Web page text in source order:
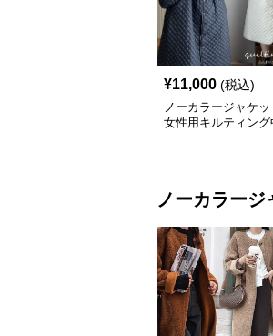
¥11,000 (税込)
ノーカラージャケッ
女性用キルティング
ノーカラージ